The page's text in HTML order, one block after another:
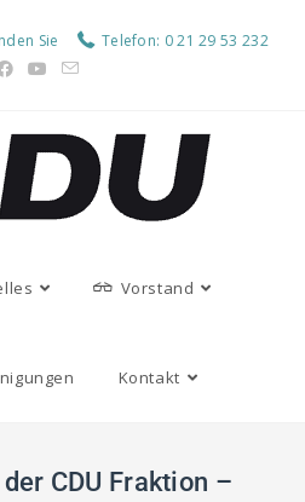
Sie Telefon: 0 21 29 53 232
Vorstand
Kontakt
CDU Fraktion –